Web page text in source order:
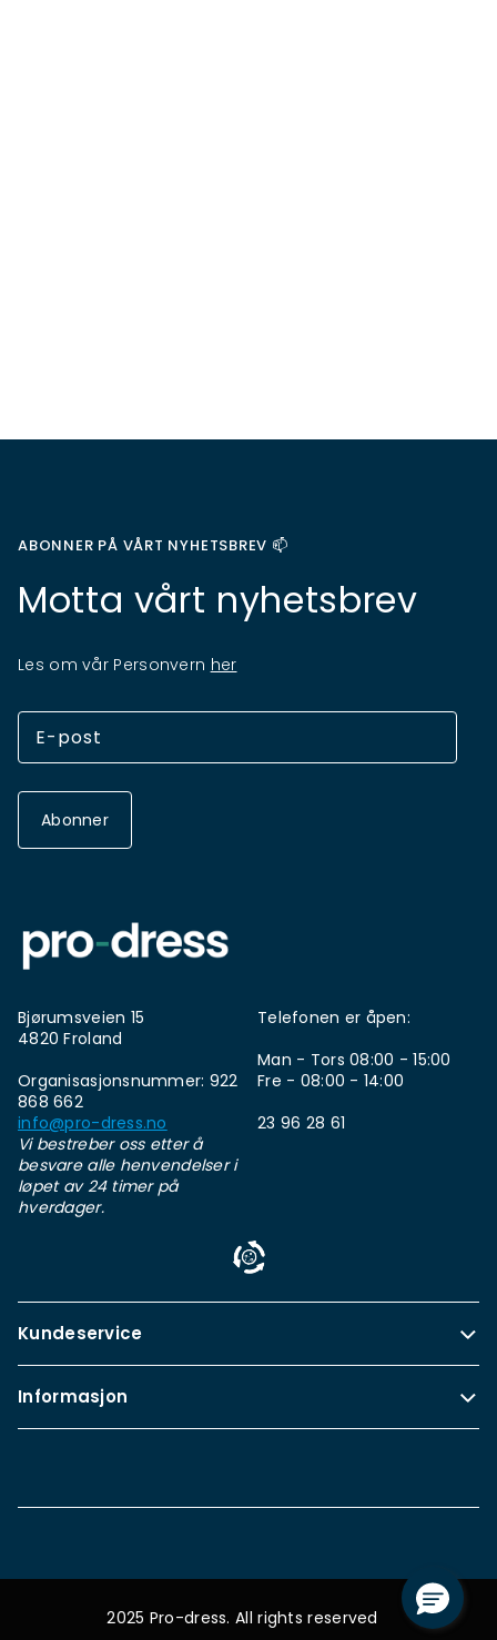
ABONNER PÅ VÅRT NYHETSBREV 📫
Motta vårt nyhetsbrev
Les om vår Personvern her
Abonner
Bjørumsveien 15
4820 Froland
Organisasjonsnummer: 922
868 662
info@pro-dress.no
Vi bestreber oss etter å
besvare alle henvendelser i
løpet av 24 timer på
hverdager.
Telefonen er åpen:
Man - Tors 08:00 - 15:00
Fre - 08:00 - 14:00
23 96 28 61
Kundeservice
Informasjon
2025 Pro-dress. All rights reserved